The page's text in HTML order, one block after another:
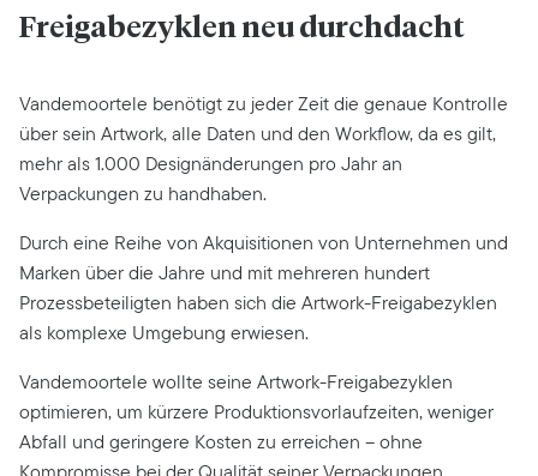
Freigabezyklen neu durchdacht
Vandemoortele benötigt zu jeder Zeit die genaue Kontrolle
über sein Artwork, alle Daten und den Workflow, da es gilt,
mehr als 1.000 Designänderungen pro Jahr an
Verpackungen zu handhaben.
Durch eine Reihe von Akquisitionen von Unternehmen und
Marken über die Jahre und mit mehreren hundert
Prozessbeteiligten haben sich die Artwork-Freigabezyklen
als komplexe Umgebung erwiesen.
Vandemoortele wollte seine Artwork-Freigabezyklen
optimieren, um kürzere Produktionsvorlaufzeiten, weniger
Abfall und geringere Kosten zu erreichen – ohne